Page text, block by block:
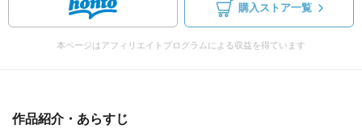
購入ストア一覧
本ページはアフィリエイトプログラムによる収益を得ています
作品紹介・あらすじ